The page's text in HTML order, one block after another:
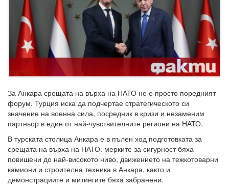
За Анкара срещата на върха на НАТО не е просто поредният
форум. Турция иска да подчертае стратегическото си
значение на военна сила, посредник в кризи и незаменим
партньор в един от най-чувствителните региони на НАТО.
В турската столица Анкара е в пълен ход подготовката за
срещата на върха на НАТО: мерките за сигурност бяха
повишени до най-високото ниво, движението на тежкотоварни
камиони и строителна техника в Анкара, както и
демонстрациите и митингите бяха забранени.